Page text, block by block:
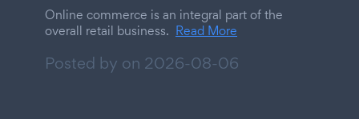
Online commerce is an integral part of the
overall retail business. Read More
Posted by on 2026-08-06